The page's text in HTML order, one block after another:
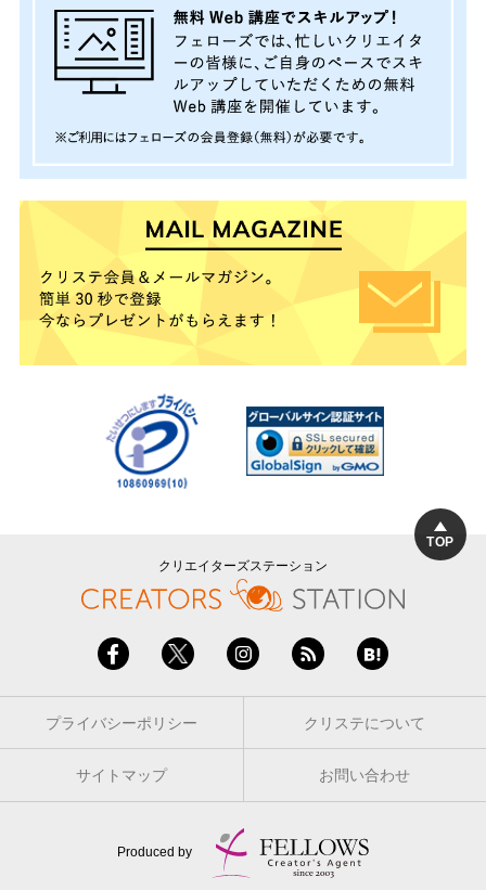
TOP
クリエイターズステーション
プライバシーポリシー クリステについて
サイトマップ お問い合わせ
Produced by